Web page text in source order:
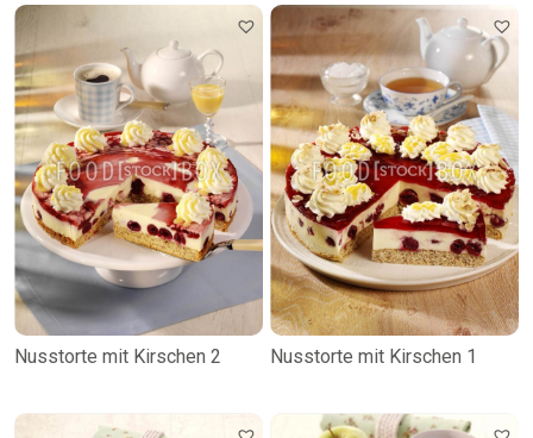
Nusstorte mit Kirschen 2 Nusstorte mit Kirschen 1